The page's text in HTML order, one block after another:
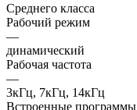
Среднего класса
Рабочий режим
—
динамический
Рабочая частота
—
3кГц, 7кГц, 14кГц
Встроенные программы